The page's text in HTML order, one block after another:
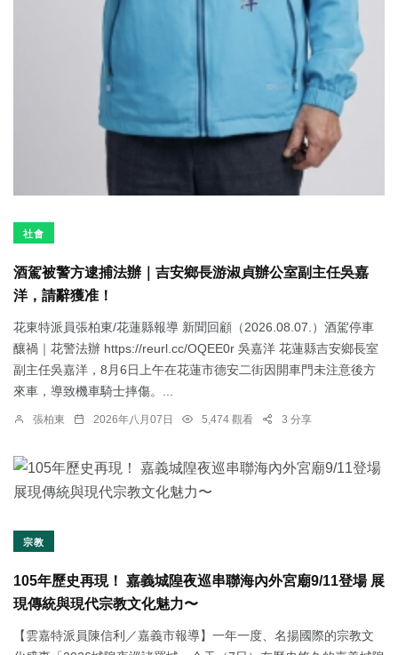
社會
酒駕被警方逮捕法辦｜吉安鄉長游淑貞辦公室副主任吳嘉
洋，請辭獲准！
花東特派員張柏東/花蓮縣報導 新聞回顧（2026.08.07.）酒駕停車
釀禍｜花警法辦 https://reurl.cc/OQEE0r 吳嘉洋 花蓮縣吉安鄉長室
副主任吳嘉洋，8月6日上午在花蓮市德安二街因開車門未注意後方
來車，導致機車騎士摔傷。...
張柏東 2026年八月07日 5,474 觀看 3 分享
宗教
105年歷史再現！ 嘉義城隍夜巡串聯海內外宮廟9/11登場 展
現傳統與現代宗教文化魅力〜
【雲嘉特派員陳信利／嘉義市報導】一年一度、名揚國際的宗教文